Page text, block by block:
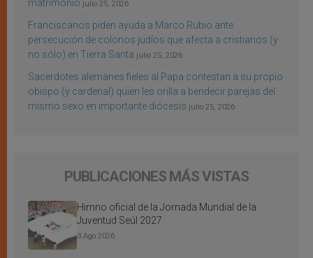
matrimonio julio 25, 2026
Franciscanos piden ayuda a Marco Rubio ante
persecución de colonos judíos que afecta a cristianos (y
no sólo) en Tierra Santa julio 25, 2026
Sacerdotes alemanes fieles al Papa contestan a su propio
obispo (y cardenal) quien les orilla a bendecir parejas del
mismo sexo en importante diócesis julio 25, 2026
PUBLICACIONES MÁS VISTAS
Himno oficial de la Jornada Mundial de la
Juventud Seúl 2027
3 Ago 2026